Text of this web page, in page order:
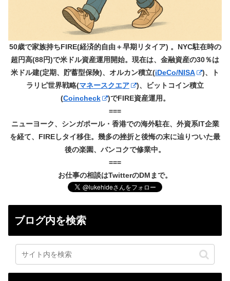
50歳で家族持ちFIRE(経済的自由＋早期リタイア) 。NYC駐在時の
超円高(88円)で米ドル資産運用開始。現在は、金融資産の30％は
米ドル建(定期、貯蓄型保険)、オルカン積立(iDeCo/NISA
)、ト
ラリピ世界戦略(マネースクエア
)、ビットコイン積立
(Coincheck
)でFIRE資産運用。
===
ニューヨーク、シンガポール・香港での海外駐在、外資系IT企業
を経て、FIREしタイ移住。幾多の挫折と後悔の末に辿りついた最
後の楽園、バンコクで修業中。
===
お仕事の相談はTwitterのDMまで。
ブログ内を検索